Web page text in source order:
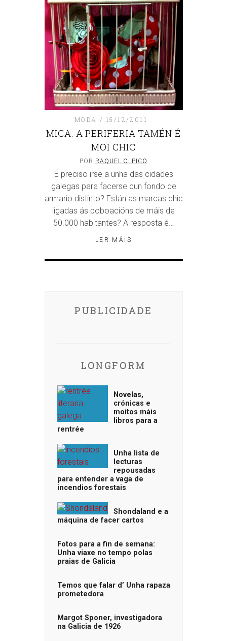
MODA 15/12/2011
MICA: A PERIFERIA TAMÉN É
MOI CHIC
POR RAQUEL C. PICO
É preciso irse a unha das cidades
galegas para facerse cun fondo de
armario distinto? Están as marcas chic
ligadas ás poboacións de máis de
50.000 habitantes? A resposta é…
LER MÁIS
PUBLICIDADE
LONGFORM
Novelas,
crónicas e
moitos máis
libros para a
rentrée
Unha lista de
lecturas
repousadas
para entender a vaga de
incendios forestais
Shondaland e a
máquina de facer cartos
Fotos para a fin de semana:
Unha viaxe no tempo polas
praias de Galicia
Temos que falar d’ Unha rapaza
prometedora
Margot Sponer, investigadora
na Galicia de 1926